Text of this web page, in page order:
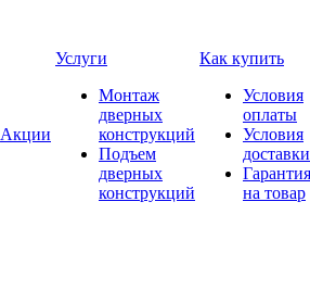
Акции
Услуги
Монтаж
дверных
конструкций
Подъем
дверных
конструкций
Как купить
Условия
оплаты
Условия
доставки
Гарантия
на товар